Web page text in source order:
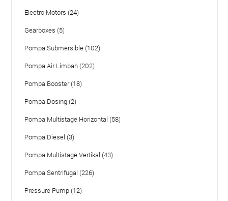
Electro Motors (24)
Gearboxes (5)
Pompa Submersible (102)
Pompa Air Limbah (202)
Pompa Booster (18)
Pompa Dosing (2)
Pompa Multistage Horizontal (58)
Pompa Diesel (3)
Pompa Multistage Vertikal (43)
Pompa Sentrifugal (226)
Pressure Pump (12)